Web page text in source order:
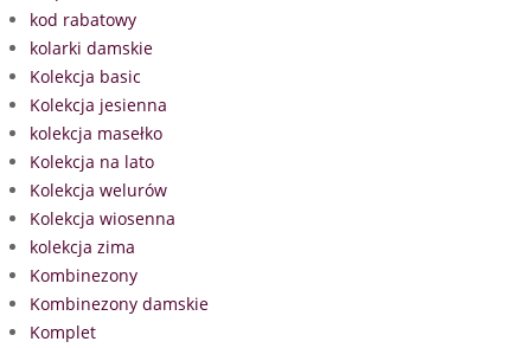
kod rabatowy
kolarki damskie
Kolekcja basic
Kolekcja jesienna
kolekcja masełko
Kolekcja na lato
Kolekcja welurów
Kolekcja wiosenna
kolekcja zima
Kombinezony
Kombinezony damskie
Komplet